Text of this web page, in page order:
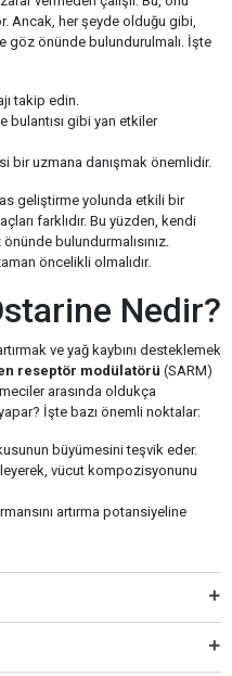
Ancak, her şeyde olduğu gibi,
göz önünde bulundurulmalı. İşte
takip edin.
bulantısı gibi yan etkiler
bir uzmana danışmak önemlidir.
geliştirme yolunda etkili bir
farklıdır. Bu yüzden, kendi
bulundurmalısınız.
öncelikli olmalıdır.
Nedir?
ve yağ kaybını desteklemek
reseptör modülatörü (SARM)
arasında oldukça
İşte bazı önemli noktalar:
büyümesini teşvik eder.
vücut kompozisyonunu
artırma potansiyeline